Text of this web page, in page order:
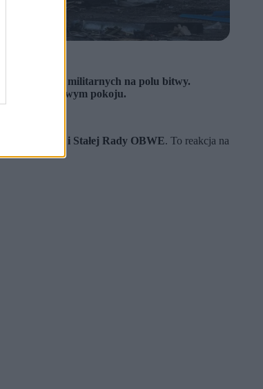
OBWE.
postępów militarnych na polu bitwy.
o sprawiedliwym pokoju.
i Stałej Rady OBWE. To reakcja na